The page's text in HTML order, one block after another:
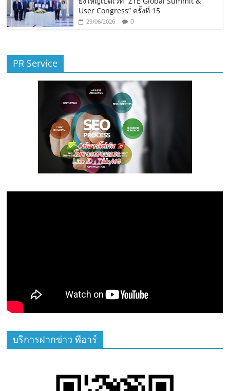
User Congress” ครั้งที่ 15
29/06/2026 0
PR Service
บริการฝากข่าว พีอาร์